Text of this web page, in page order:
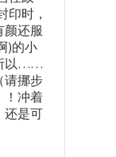
印时，
颜还服
)的小
以……
请挪步
！冲着
还是可